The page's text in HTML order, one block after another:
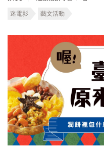
迷電影 藝文活動